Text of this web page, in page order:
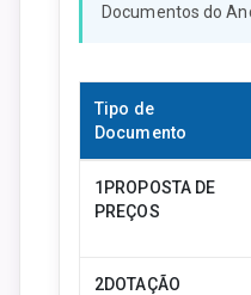
Documentos do
Tipo de
Documento
1PROPOSTA DE
PREÇOS
2DOTAÇÃO